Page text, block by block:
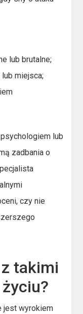
lub brutalne;
miejsca;
lub
zadbania o
czy nie
takimi
jest wyrokiem